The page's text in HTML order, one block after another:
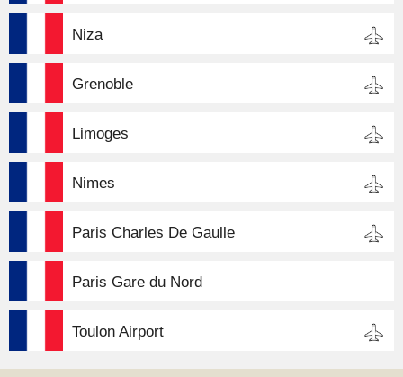
Niza
Grenoble
Limoges
Nimes
Paris Charles De Gaulle
Paris Gare du Nord
Toulon Airport